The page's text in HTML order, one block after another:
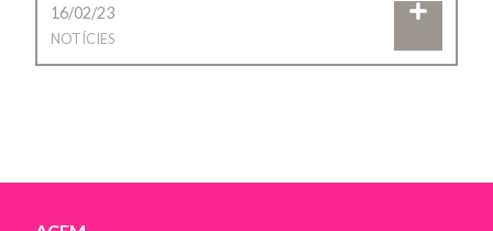
16/02/23
NOTÍCIES